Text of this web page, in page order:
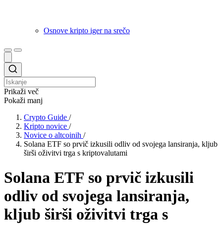
Osnove kripto iger na srečo
Prikaži več
Pokaži manj
Crypto Guide /
Kripto novice /
Novice o altcoinih /
Solana ETF so prvič izkusili odliv od svojega lansiranja, kljub
širši oživitvi trga s kriptovalutami
Solana ETF so prvič izkusili
odliv od svojega lansiranja,
kljub širši oživitvi trga s